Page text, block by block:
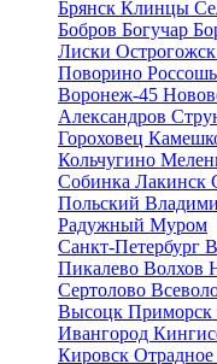
Брянск Клинцы
Бобров Богучар
Лиски Острогожск
Поворино Россошь
Воронеж-45
Александров
Гороховец
Кольчугино
Собинка Лакинск
Польский
Радужный Муром
Санкт-Петербург
Пикалево Волхов
Сертолово
Высоцк Приморск
Ивангород
Кировск Отрадное